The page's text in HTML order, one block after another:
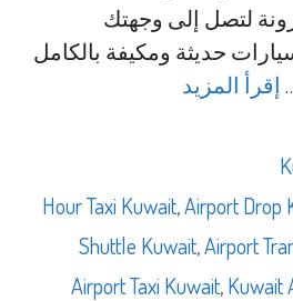
لتصل إلى وجهتك
حديثة ومكيفة بالكامل
إقرأ المزيد
,Airport Drop
Shuttle Kuwait,Airport
Airport Taxi Kuwait,Kuwait